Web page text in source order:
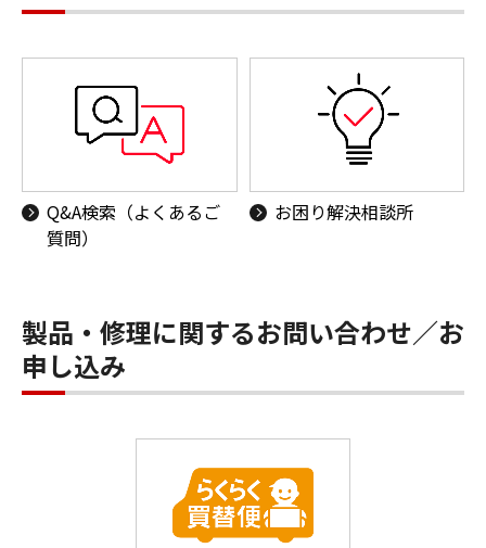
Q&A検索（よくあるご
質問）
お困り解決相談所
製品・修理に関するお問い合わせ／お
申し込み